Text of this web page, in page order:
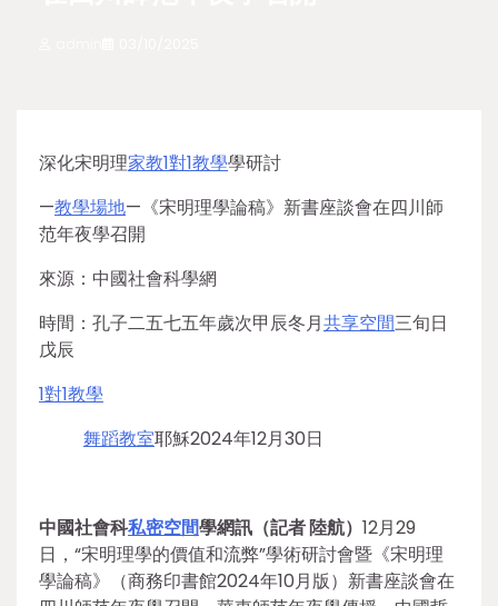
深化宋明理家教1對1教學學研討
—教學場地—《宋明理學論稿》新書座談會在四川師
范年夜學召開
來源：中國社會科學網
時間：孔子二五七五年歲次甲辰冬月共享空間三旬日
戊辰
1對1教學
舞蹈教室耶穌2024年12月30日
中國社會科私密空間學網訊（記者 陸航） 12月29
日，“宋明理學的價值和流弊”學術研討會暨《宋明理
學論稿》（商務印書館2024年10月版）新書座談會在